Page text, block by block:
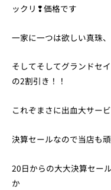
ックリ❢価格です
一家に一つは欲しい真珠
そしてそしてグランドセ
の2割引き！！
これぞまさに出血大サー
決算セールなので当店も
20日からの大大決算セー
か